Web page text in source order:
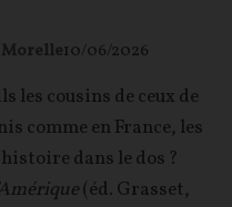
10/06/2026
les cousins de ceux de
comme en France, les
dans le dos ?
(éd. Grasset,